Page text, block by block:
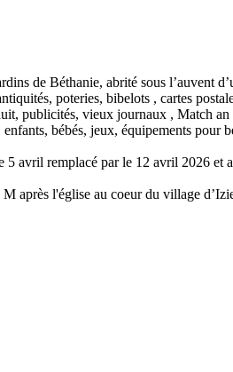
de Béthanie, abrité sous
poteries, bibelots , cartes
publicités, vieux journaux , Match
bébés, jeux, équipements
avril remplacé par le 12 avril 2026 et
après l'église au coeur du village